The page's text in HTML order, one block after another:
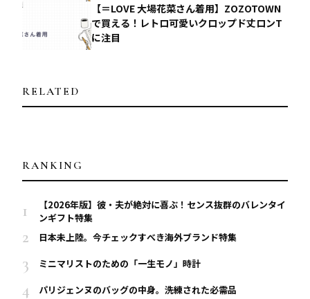
【＝LOVE 大場花菜さん着用】ZOZOTOWN
で買える！レトロ可愛いクロップド丈ロンT
に注目
RELATED
RANKING
【2026年版】彼・夫が絶対に喜ぶ！センス抜群のバレンタイ
ンギフト特集
日本未上陸。今チェックすべき海外ブランド特集
ミニマリストのための「一生モノ」時計
パリジェンヌのバッグの中身。洗練された必需品